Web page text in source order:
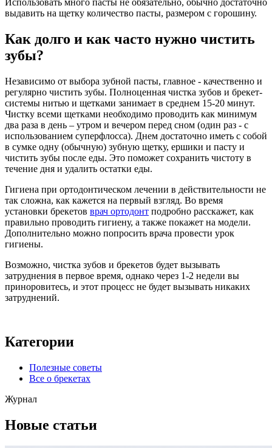
Использовать много пасты не обязательно, обычно достаточно
выдавить на щетку количество пасты, размером с горошину.
Как долго и как часто нужно чистить
зубы?
Независимо от выбора зубной пасты, главное - качественно и
регулярно чистить зубы. Полноценная чистка зубов и брекет-
системы нитью и щетками занимает в среднем 15-20 минут.
Чистку всеми щетками необходимо проводить как минимум
два раза в день – утром и вечером перед сном (один раз - с
использованием суперфлосса). Днем достаточно иметь с собой
в сумке одну (обычную) зубную щетку, ершики и пасту и
чистить зубы после еды. Это поможет сохранить чистоту в
течение дня и удалить остатки еды.
Гигиена при ортодонтическом лечении в действительности не
так сложна, как кажется на первый взгляд. Во время
установки брекетов врач ортодонт подробно расскажет, как
правильно проводить гигиену, а также покажет на модели.
Дополнительно можно попросить врача провести урок
гигиены.
Возможно, чистка зубов и брекетов будет вызывать
затруднения в первое время, однако через 1-2 недели вы
приноровитесь, и этот процесс не будет вызывать никаких
затруднений.
Категории
Полезные советы
Все о брекетах
Журнал
Новые статьи